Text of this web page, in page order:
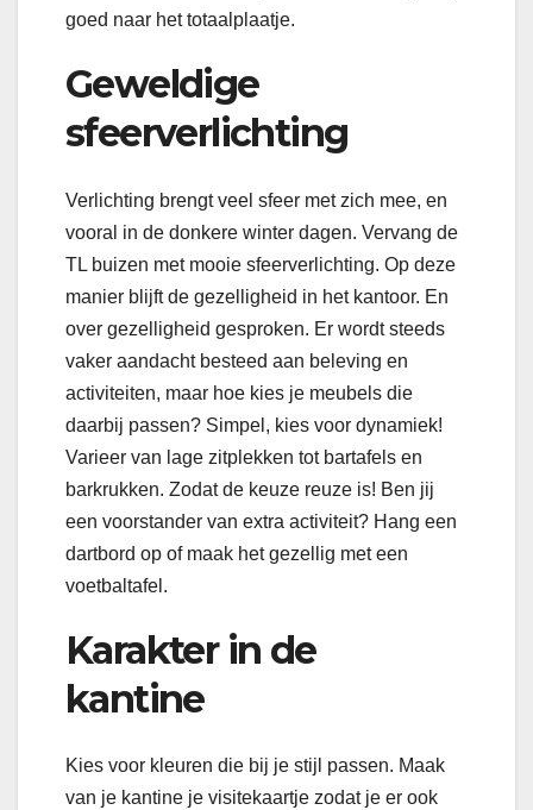
goed naar het totaalplaatje.
Geweldige
sfeerverlichting
Verlichting brengt veel sfeer met zich mee, en
vooral in de donkere winter dagen. Vervang de
TL buizen met mooie sfeerverlichting. Op deze
manier blijft de gezelligheid in het kantoor. En
over gezelligheid gesproken. Er wordt steeds
vaker aandacht besteed aan beleving en
activiteiten, maar hoe kies je meubels die
daarbij passen? Simpel, kies voor dynamiek!
Varieer van lage zitplekken tot bartafels en
barkrukken. Zodat de keuze reuze is! Ben jij
een voorstander van extra activiteit? Hang een
dartbord op of maak het gezellig met een
voetbaltafel.
Karakter in de
kantine
Kies voor kleuren die bij je stijl passen. Maak
van je kantine je visitekaartje zodat je er ook